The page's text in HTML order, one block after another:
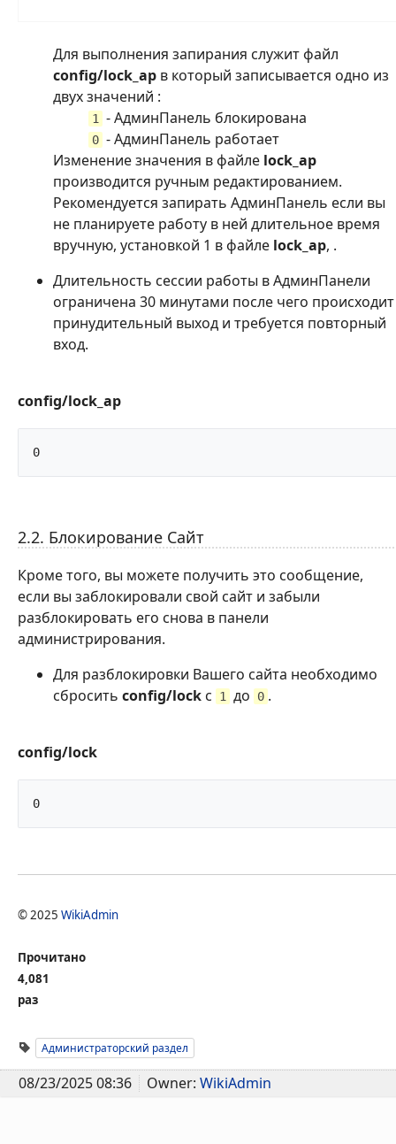
Для выполнения запирания служит файл
config/lock_ap в который записывается одно из
двух значений :
1 - АдминПанель блокирована
0 - АдминПанель работает
Изменение значения в файле lock_ap
производится ручным редактированием.
Рекомендуется запирать АдминПанель если вы
не планируете работу в ней длительное время
вручную, установкой 1 в файле lock_ap, .
Длительность сессии работы в АдминПанели
ограничена 30 минутами после чего происходит
принудительный выход и требуется повторный
вход.
config/lock_ap
2.2. Блокирование Сайт
Кроме того, вы можете получить это сообщение,
если вы заблокировали свой сайт и забыли
разблокировать его снова в панели
администрирования.
Для разблокировки Вашего сайта необходимо
сбросить config/lock с 1 до 0 .
config/lock
© 2025 WikiAdmin
Прочитано
4,081
раз
Администраторский раздел
08/23/2025 08:36 Owner: WikiAdmin